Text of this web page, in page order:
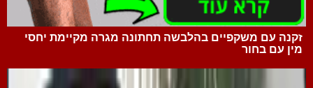
זקנה עם משקפיים בהלבשה תחתונה מגרה מקיימת יחסי
מין עם בחור